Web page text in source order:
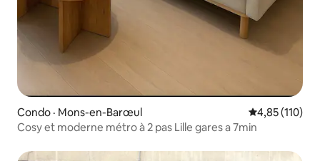
Condo · Mons-en-Barœul Note
4,85 (110)
Cosy et moderne métro à 2 pas Lille gares a 7min